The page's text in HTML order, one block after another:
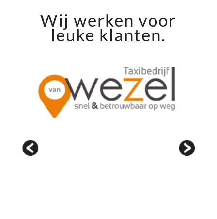
Wij werken voor
leuke klanten.